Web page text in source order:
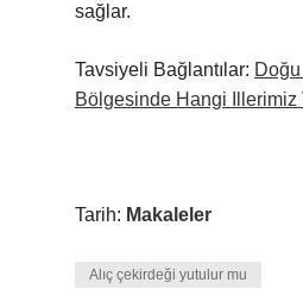
sağlar.
Tavsiyeli Bağlantılar:
Bölgesinde Hangi Illerimiz
Tarih: Makaleler
Alıç çekirdeği yutulur mu